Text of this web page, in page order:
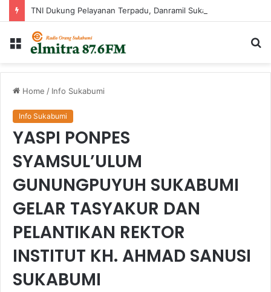
Menu
Home / Info Sukabumi
Info Sukabumi
YASPI PONPES
SYAMSUL’ULUM
GUNUNGPUYUH SUKABUMI
GELAR TASYAKUR DAN
PELANTIKAN REKTOR
INSTITUT KH. AHMAD SANUSI
SUKABUMI